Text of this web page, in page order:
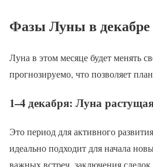
Фазы Луны в декабре
Луна в этом месяце будет менять
прогнозируемо, что позволяет
1–4 декабря: Луна
Это период для активного
идеально подходит для начала
важных встреч, заключения